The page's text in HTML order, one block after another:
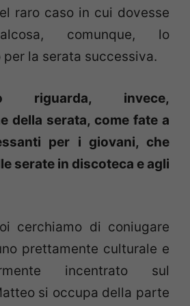
raro caso in cui dovesse
comunque, lo
la serata successiva.
riguarda, invece,
della serata, come fate a
per i giovani, che
serate in discoteca e agli
cerchiamo di coniugare
prettamente culturale e
incentrato sul
si occupa della parte